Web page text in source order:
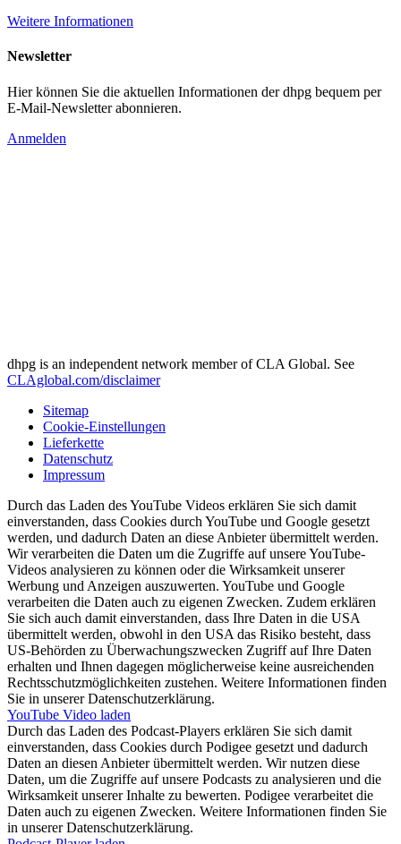
Weitere Informationen
Newsletter
Hier können Sie die aktuellen Informationen der dhpg bequem per
E-Mail-Newsletter abonnieren.
Anmelden
dhpg is an independent network member of CLA Global. See
CLAglobal.com/disclaimer
Sitemap
Cookie-Einstellungen
Lieferkette
Datenschutz
Impressum
Durch das Laden des YouTube Videos erklären Sie sich damit
einverstanden, dass Cookies durch YouTube und Google gesetzt
werden, und dadurch Daten an diese Anbieter übermittelt werden.
Wir verarbeiten die Daten um die Zugriffe auf unsere YouTube-
Videos analysieren zu können oder die Wirksamkeit unserer
Werbung und Anzeigen auszuwerten. YouTube und Google
verarbeiten die Daten auch zu eigenen Zwecken. Zudem erklären
Sie sich auch damit einverstanden, dass Ihre Daten in die USA
übermittelt werden, obwohl in den USA das Risiko besteht, dass
US-Behörden zu Überwachungszwecken Zugriff auf Ihre Daten
erhalten und Ihnen dagegen möglicherweise keine ausreichenden
Rechtsschutzmöglichkeiten zustehen. Weitere Informationen finden
Sie in unserer Datenschutzerklärung.
YouTube Video laden
Durch das Laden des Podcast-Players erklären Sie sich damit
einverstanden, dass Cookies durch Podigee gesetzt und dadurch
Daten an diesen Anbieter übermittelt werden. Wir nutzen diese
Daten, um die Zugriffe auf unsere Podcasts zu analysieren und die
Wirksamkeit unserer Inhalte zu bewerten. Podigee verarbeitet die
Daten auch zu eigenen Zwecken. Weitere Informationen finden Sie
in unserer Datenschutzerklärung.